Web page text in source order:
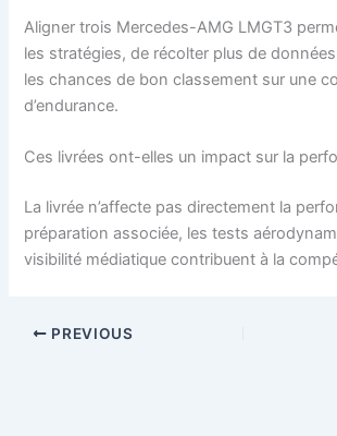
Aligner trois Mercedes-AMG LMGT3
les stratégies, de récolter plus de
les chances de bon classement sur une
d’endurance.
Ces livrées ont-elles un impact sur la
La livrée n’affecte pas directement la
préparation associée, les tests
visibilité médiatique contribuent à la
PREVIOUS